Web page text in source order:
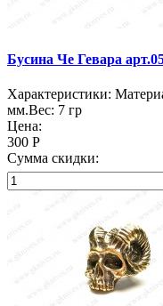
Бусина Че Гевара
Характеристики:
мм.Вес: 7 гр
Цена:
300 Р
Сумма скидки: